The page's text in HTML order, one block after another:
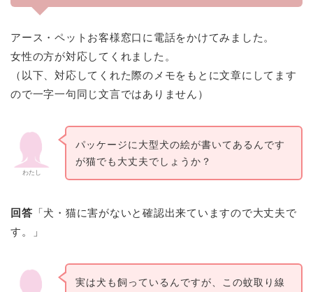
アース・ペットお客様窓口に電話をかけてみました。
女性の方が対応してくれました。
（以下、対応してくれた際のメモをもとに文章にしてます
ので一字一句同じ文言ではありません）
わたし
パッケージに大型犬の絵が書いてあるんです
が猫でも大丈夫でしょうか？
回答 「犬・猫に害がないと確認出来ていますので大丈夫で
す。」
実は犬も飼っているんですが、この蚊取り線